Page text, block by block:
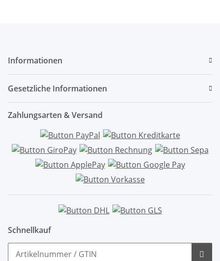
Informationen
Gesetzliche Informationen
Zahlungsarten & Versand
Schnellkauf